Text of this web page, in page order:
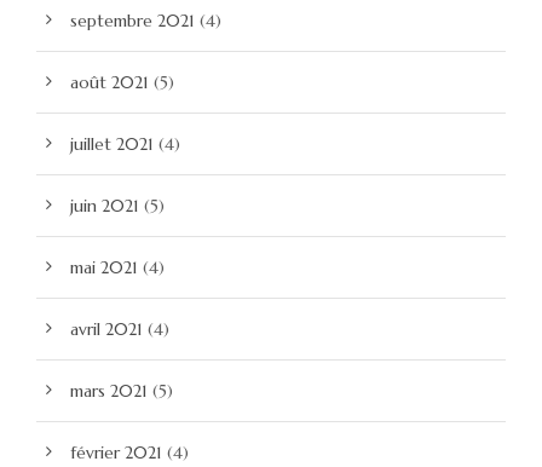
septembre 2021 (4)
août 2021 (5)
juillet 2021 (4)
juin 2021 (5)
mai 2021 (4)
avril 2021 (4)
mars 2021 (5)
février 2021 (4)